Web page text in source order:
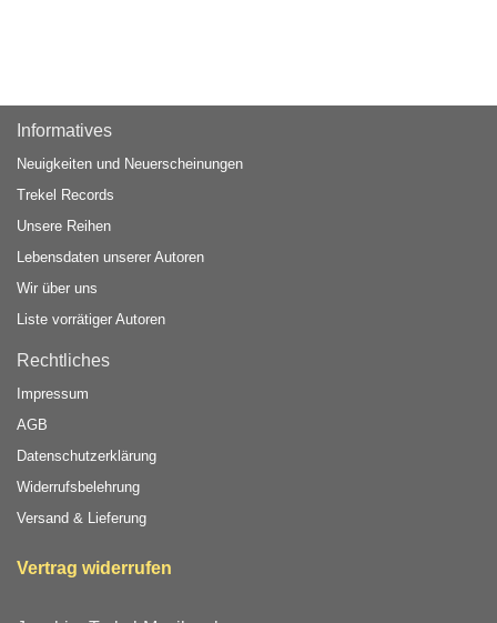
Informatives
Neuigkeiten und Neuerscheinungen
Trekel Records
Unsere Reihen
Lebensdaten unserer Autoren
Wir über uns
Liste vorrätiger Autoren
Rechtliches
Impressum
AGB
Datenschutzerklärung
Widerrufsbelehrung
Versand & Lieferung
Vertrag widerrufen